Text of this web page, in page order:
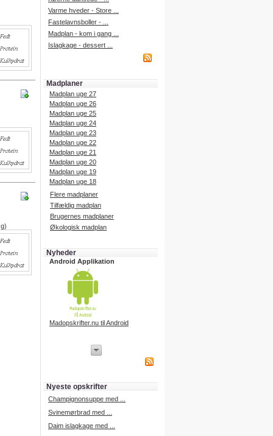
Varme hveder - Store ...
Fastelavnsboller - ...
Madplan - kom i gang ...
Islagkage - dessert ...
Madplaner
Madplan uge 27
Madplan uge 26
Madplan uge 25
Madplan uge 24
Madplan uge 23
Madplan uge 22
Madplan uge 21
Madplan uge 20
Madplan uge 19
Madplan uge 18
Flere madplaner
Tilfældig madplan
Brugernes madplaner
Økologisk madplan
Nyheder
Android Applikation
Madopskrifter.nu til Android
iPhone udvikling
Nyeste opskrifter
Champignonsuppe med ...
Svinemørbrad med ...
Daim islagkage med ...